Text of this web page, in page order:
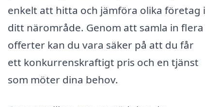
enkelt att hitta och jämföra olika företag i
ditt närområde. Genom att samla in flera
offerter kan du vara säker på att du får
ett konkurrenskraftigt pris och en tjänst
som möter dina behov.